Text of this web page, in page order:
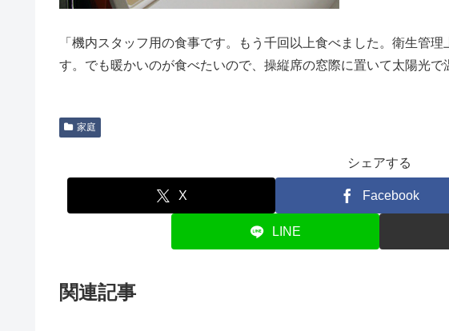
「機内スタッフ用の食事です。もう千回以上食べました。衛生管
す。でも暖かいのが食べたいので、操縦席の窓際に置いて太陽光で
家庭
シェアする
X Facebook
LINE
関連記事